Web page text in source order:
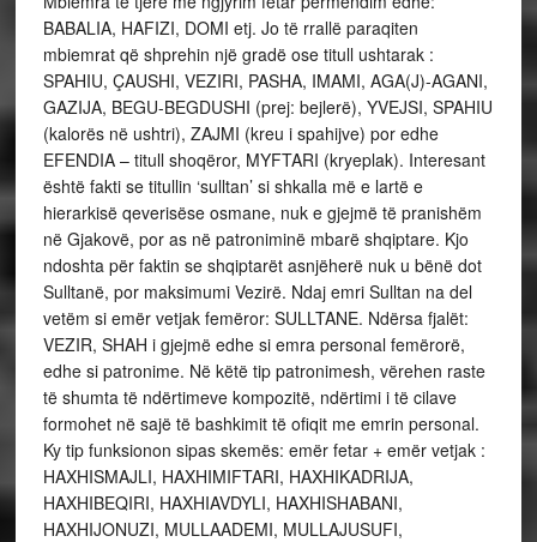
BABALIA, HAFIZI, DOMI etj. Jo të rrallë paraqiten
mbiemrat që shprehin një gradë ose titull ushtarak :
SPAHIU, ÇAUSHI, VEZIRI, PASHA, IMAMI, AGA(J)-AGANI,
GAZIJA, BEGU-BEGDUSHI (prej: bejlerë), YVEJSI, SPAHIU
(kalorës në ushtri), ZAJMI (kreu i spahijve) por edhe
EFENDIA – titull shoqëror, MYFTARI (kryeplak). Interesant
është fakti se titullin ‘sulltan’ si shkalla më e lartë e
hierarkisë qeverisëse osmane, nuk e gjejmë të pranishëm
në Gjakovë, por as në patroniminë mbarë shqiptare. Kjo
ndoshta për faktin se shqiptarët asnjëherë nuk u bënë dot
Sulltanë, por maksimumi Vezirë. Ndaj emri Sulltan na del
vetëm si emër vetjak femëror: SULLTANE. Ndërsa fjalët:
VEZIR, SHAH i gjejmë edhe si emra personal femërorë,
edhe si patronime. Në këtë tip patronimesh, vërehen raste
të shumta të ndërtimeve kompozitë, ndërtimi i të cilave
formohet në sajë të bashkimit të ofiqit me emrin personal.
Ky tip funksionon sipas skemës: emër fetar + emër vetjak :
HAXHISMAJLI, HAXHIMIFTARI, HAXHIKADRIJA,
HAXHIBEQIRI, HAXHIAVDYLI, HAXHISHABANI,
HAXHIJONUZI, MULLAADEMI, MULLAJUSUFI,